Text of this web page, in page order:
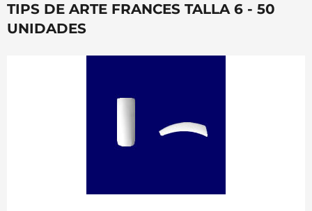
TIPS DE ARTE FRANCES TALLA 6 - 50
UNIDADES